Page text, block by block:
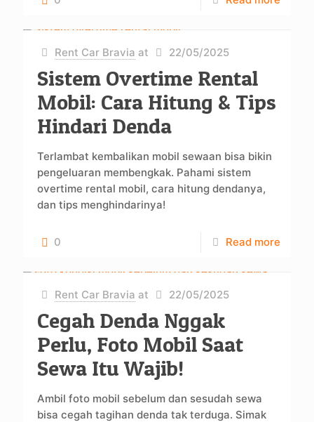
Rent Car Bravia at 22/05/2025
Sistem Overtime Rental
Mobil: Cara Hitung & Tips
Hindari Denda
Terlambat kembalikan mobil sewaan bisa bikin
pengeluaran membengkak. Pahami sistem
overtime rental mobil, cara hitung dendanya,
dan tips menghindarinya!
0 Read more
Rent Car Bravia at 22/05/2025
Cegah Denda Nggak
Perlu, Foto Mobil Saat
Sewa Itu Wajib!
Ambil foto mobil sebelum dan sesudah sewa
bisa cegah tagihan denda tak terduga. Simak